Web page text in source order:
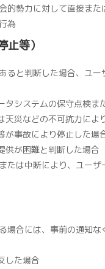
的勢力に対して直接ま
為
等）
ると判断した場合、ユ
タシステムの保守点検ま
天災などの不可抗力によ
が事故により停止した場
供が困難と判断した場合
たは中断により、ユー
場合には、事前の通知
した場合